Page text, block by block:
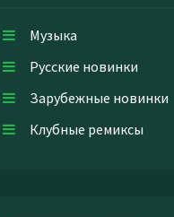
Музыка
Русские новинки
Зарубежные новинки
Клубные ремиксы